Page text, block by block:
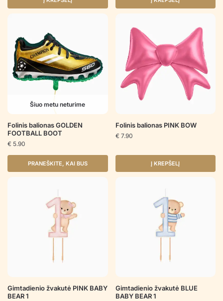
Šiuo metu neturime
Folinis balionas GOLDEN
FOOTBALL BOOT
€ 5.90
PRANEŠKITE, KAI BUS
Folinis balionas PINK BOW
€ 7.90
Į KREPŠELĮ
Gimtadienio žvakutė PINK BABY
BEAR 1
Gimtadienio žvakutė BLUE
BABY BEAR 1